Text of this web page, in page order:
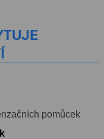
pomůcek